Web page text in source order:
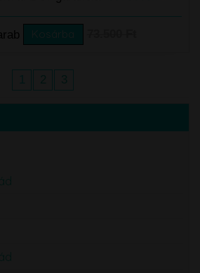
Kosárba
1 2 3